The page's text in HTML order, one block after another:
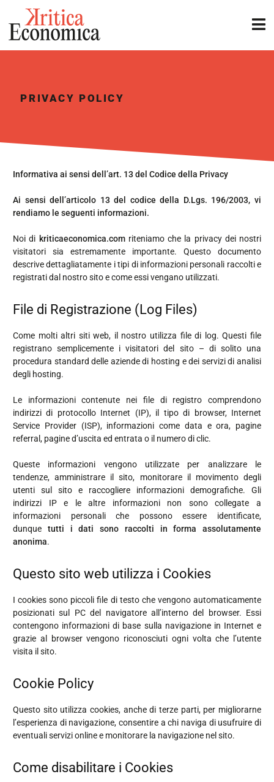
PRIVACY POLICY
Informativa ai sensi dell’art. 13 del Codice della Privacy
Ai sensi dell’articolo 13 del codice della D.Lgs. 196/2003, vi
rendiamo le seguenti informazioni.
Noi di kriticaeconomica.comriteniamo che la privacy dei nostri
visitatori sia estremamente importante. Questo documento
descrive dettagliatamente i tipi di informazioni personali raccolti e
registrati dal nostro sito e come essi vengano utilizzati.
File di Registrazione (Log Files)
Come molti altri siti web, il nostro utilizza file di log. Questi file
registrano semplicemente i visitatori del sito – di solito una
procedura standard delle aziende di hosting e dei servizi di analisi
degli hosting.
Le informazioni contenute nei file di registro comprendono
indirizzi di protocollo Internet (IP), il tipo di browser, Internet
Service Provider (ISP), informazioni come data e ora, pagine
referral, pagine d’uscita ed entrata o il numero di clic.
Queste informazioni vengono utilizzate per analizzare le
tendenze, amministrare il sito, monitorare il movimento degli
utenti sul sito e raccogliere informazioni demografiche. Gli
indirizzi IP e le altre informazioni non sono collegate a
informazioni personali che possono essere identificate,
dunque tutti i dati sono raccolti in forma assolutamente
anonima.
Questo sito web utilizza i Cookies
I cookies sono piccoli file di testo che vengono automaticamente
posizionati sul PC del navigatore all’interno del browser. Essi
contengono informazioni di base sulla navigazione in Internet e
grazie al browser vengono riconosciuti ogni volta che l’utente
visita il sito.
Cookie Policy
Questo sito utilizza cookies, anche di terze parti, per migliorarne
l’esperienza di navigazione, consentire a chi naviga di usufruire di
eventuali servizi online e monitorare la navigazione nel sito.
Come disabilitare i Cookies